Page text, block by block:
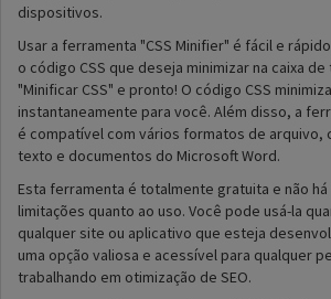
dispositivos.
Usar a ferramenta "CSS Minifier" é fácil e
o código CSS que deseja minimizar na caixa
"Minificar CSS" e pronto! O código CSS
instantaneamente para você. Além disso, a
é compatível com vários formatos de arquivo,
texto e documentos do Microsoft Word.
Esta ferramenta é totalmente gratuita e não
limitações quanto ao uso. Você pode usá-la
qualquer site ou aplicativo que esteja
uma opção valiosa e acessível para qualquer
trabalhando em otimização de SEO.